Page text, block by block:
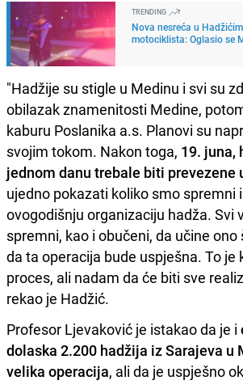
TRENDING
Nova nesreća u
motociklista: Oglasio se
"Hadžije su stigle u Medinu i svi su
obilazak znamenitosti Medine,
kaburu Poslanika a.s. Planovi su
svojim tokom. Nakon toga, 19. juna,
jednom danu trebale biti prevezene
ujedno pokazati koliko smo spremni
ovogodišnju organizaciju hadža. Svi
spremni, kao i obučeni, da učine
da ta operacija bude uspješna. To je
proces, ali nadam da će biti sve
rekao je Hadžić.
Profesor Ljevaković je istakao da je i
dolaska 2.200 hadžija iz Sarajeva u
velika operacija, ali da je uspješno